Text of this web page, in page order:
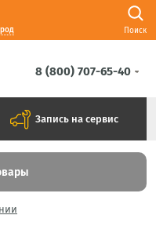
Поиск
8 (800) 707-65-40
Запись на сервис